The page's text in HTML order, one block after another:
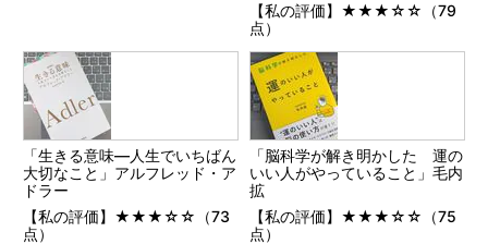
【私の評価】★★★☆☆（79
点）
「生きる意味―人生でいちばん
大切なこと」アルフレッド・ア
ドラー
【私の評価】★★★☆☆（73
点）
「脳科学が解き明かした 運の
いい人がやっていること」毛内
拡
【私の評価】★★★☆☆（75
点）